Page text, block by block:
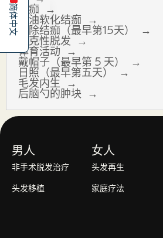
结痂
涂油软化结痂
去除结痂（最早第15天）
休克性脱发
体育活动
戴帽子（最早第 5 天）
日照（最早第五天）
毛发内生
后脑勺的肿块
男人
非手术脱发治疗
头发移植
女人
头发再生
家庭疗法
简体中文